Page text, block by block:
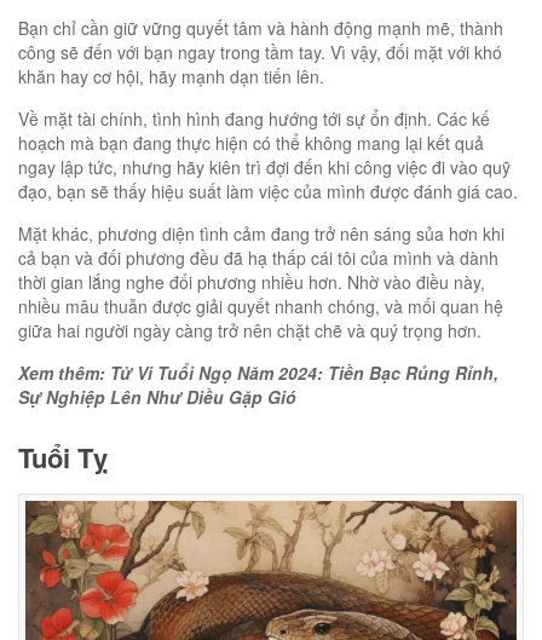
Bạn chỉ cần giữ vững quyết tâm và hành động mạnh mẽ, thành
công sẽ đến với bạn ngay trong tầm tay. Vì vậy, đối mặt với khó
khăn hay cơ hội, hãy mạnh dạn tiến lên.
Về mặt tài chính, tình hình đang hướng tới sự ổn định. Các kế
hoạch mà bạn đang thực hiện có thể không mang lại kết quả
ngay lập tức, nhưng hãy kiên trì đợi đến khi công việc đi vào quỹ
đạo, bạn sẽ thấy hiệu suất làm việc của mình được đánh giá cao.
Mặt khác, phương diện tình cảm đang trở nên sáng sủa hơn khi
cả bạn và đối phương đều đã hạ thấp cái tôi của mình và dành
thời gian lắng nghe đối phương nhiều hơn. Nhờ vào điều này,
nhiều mâu thuẫn được giải quyết nhanh chóng, và mối quan hệ
giữa hai người ngày càng trở nên chặt chẽ và quý trọng hơn.
Xem thêm: Tử Vi Tuổi Ngọ Năm 2024: Tiền Bạc Rủng Rỉnh,
Sự Nghiệp Lên Như Diều Gặp Gió
Tuổi Tỵ